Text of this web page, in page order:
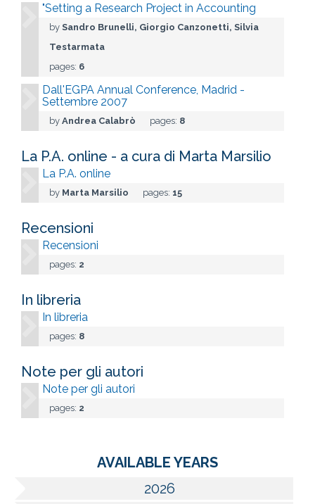
"Setting a Research Project in Accounting
by Sandro Brunelli, Giorgio Canzonetti, Silvia
Testarmata
pages: 6
Dall'EGPA Annual Conference, Madrid -
Settembre 2007
by Andrea Calabrò pages: 8
La P.A. online - a cura di Marta Marsilio
La P.A. online
by Marta Marsilio pages: 15
Recensioni
Recensioni
pages: 2
In libreria
In libreria
pages: 8
Note per gli autori
Note per gli autori
pages: 2
AVAILABLE YEARS
2026